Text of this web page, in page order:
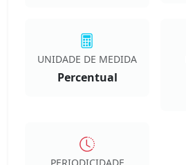
UNIDADE DE MEDIDA
Percentual